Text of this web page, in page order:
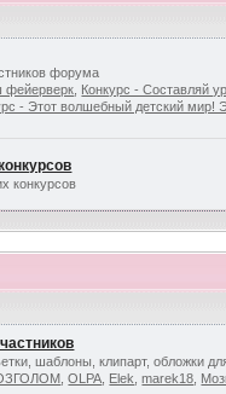
форума
фейерверк Конкурс - Составляй
- Этот волшебный детский мир!
конкурсов
шаблоны, клипарт, обложки
,OLPA Elek ,marek18